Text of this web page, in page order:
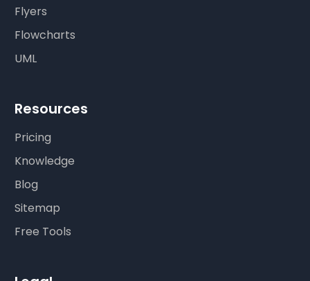
Flyers
Flowcharts
UML
Resources
Pricing
Knowledge
Blog
Sitemap
Free Tools